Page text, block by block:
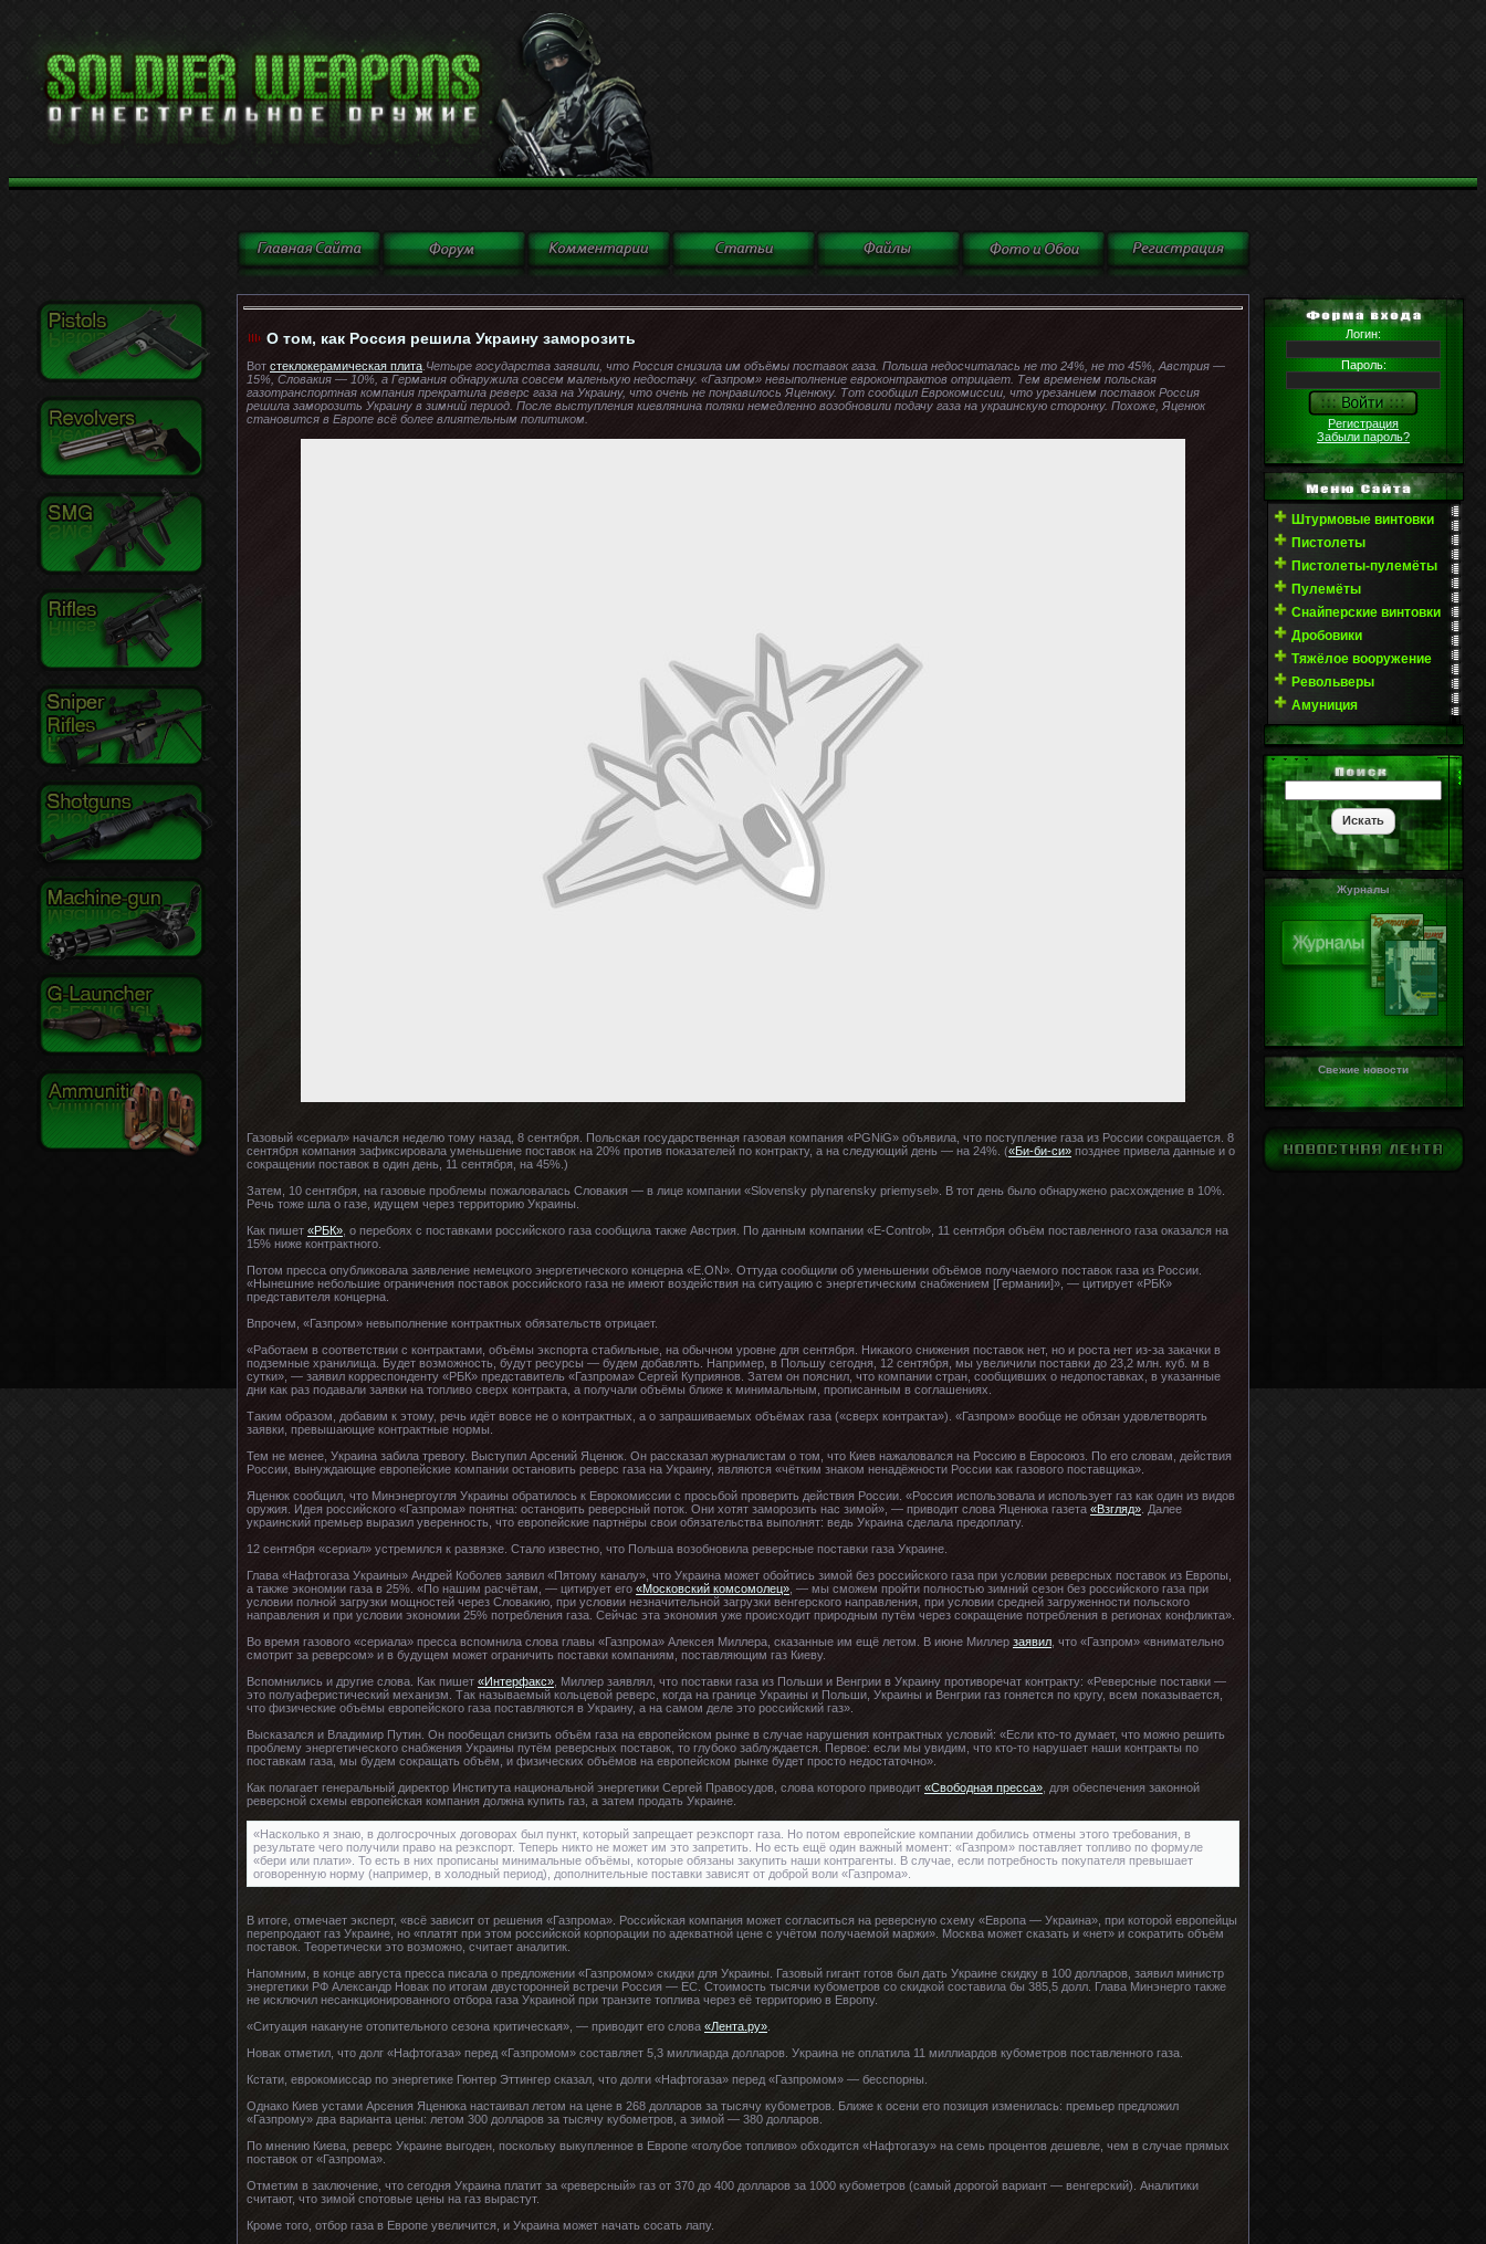
О том, как Россия решила Украину заморозить
Вот стеклокерамическая плита.Четыре государства заявили, что Россия снизила им объёмы поставок газа. Польша недосчиталась не то 24%, не то 45%, Австрия —
15%, Словакия — 10%, а Германия обнаружила совсем маленькую недостачу. «Газпром» невыполнение евроконтрактов отрицает. Тем временем польская
газотранспортная компания прекратила реверс газа на Украину, что очень не понравилось Яценюку. Тот сообщил Еврокомиссии, что урезанием поставок Россия
решила заморозить Украину в зимний период. После выступления киевлянина поляки немедленно возобновили подачу газа на украинскую сторонку. Похоже, Яценюк
становится в Европе всё более влиятельным политиком.
Газовый «сериал» начался неделю тому назад, 8 сентября. Польская государственная газовая компания «PGNiG» объявила, что поступление газа из России сокращается. 8
сентября компания зафиксировала уменьшение поставок на 20% против показателей по контракту, а на следующий день — на 24%. («Би-би-си» позднее привела данные и о
сокращении поставок в один день, 11 сентября, на 45%.)
Затем, 10 сентября, на газовые проблемы пожаловалась Словакия — в лице компании «Slovensky plynarensky priemysel». В тот день было обнаружено расхождение в 10%.
Речь тоже шла о газе, идущем через территорию Украины.
Как пишет «РБК», о перебоях с поставками российского газа сообщила также Австрия. По данным компании «E-Control», 11 сентября объём поставленного газа оказался на
15% ниже контрактного.
Потом пресса опубликовала заявление немецкого энергетического концерна «E.ON». Оттуда сообщили об уменьшении объёмов получаемого поставок газа из России.
«Нынешние небольшие ограничения поставок российского газа не имеют воздействия на ситуацию с энергетическим снабжением [Германии]», — цитирует «РБК»
представителя концерна.
Впрочем, «Газпром» невыполнение контрактных обязательств отрицает.
«Работаем в соответствии с контрактами, объёмы экспорта стабильные, на обычном уровне для сентября. Никакого снижения поставок нет, но и роста нет из-за закачки в
подземные хранилища. Будет возможность, будут ресурсы — будем добавлять. Например, в Польшу сегодня, 12 сентября, мы увеличили поставки до 23,2 млн. куб. м в
сутки», — заявил корреспонденту «РБК» представитель «Газпрома» Сергей Куприянов. Затем он пояснил, что компании стран, сообщивших о недопоставках, в указанные
дни как раз подавали заявки на топливо сверх контракта, а получали объёмы ближе к минимальным, прописанным в соглашениях.
Таким образом, добавим к этому, речь идёт вовсе не о контрактных, а о запрашиваемых объёмах газа («сверх контракта»). «Газпром» вообще не обязан удовлетворять
заявки, превышающие контрактные нормы.
Тем не менее, Украина забила тревогу. Выступил Арсений Яценюк. Он рассказал журналистам о том, что Киев нажаловался на Россию в Евросоюз. По его словам, действия
России, вынуждающие европейские компании остановить реверс газа на Украину, являются «чётким знаком ненадёжности России как газового поставщика».
Яценюк сообщил, что Минэнергоугля Украины обратилось к Еврокомиссии с просьбой проверить действия России. «Россия использовала и использует газ как один из видов
оружия. Идея российского «Газпрома» понятна: остановить реверсный поток. Они хотят заморозить нас зимой», — приводит слова Яценюка газета «Взгляд». Далее
украинский премьер выразил уверенность, что европейские партнёры свои обязательства выполнят: ведь Украина сделала предоплату.
12 сентября «сериал» устремился к развязке. Стало известно, что Польша возобновила реверсные поставки газа Украине.
Глава «Нафтогаза Украины» Андрей Коболев заявил «Пятому каналу», что Украина может обойтись зимой без российского газа при условии реверсных поставок из Европы,
а также экономии газа в 25%. «По нашим расчётам, — цитирует его «Московский комсомолец», — мы сможем пройти полностью зимний сезон без российского газа при
условии полной загрузки мощностей через Словакию, при условии незначительной загрузки венгерского направления, при условии средней загруженности польского
направления и при условии экономии 25% потребления газа. Сейчас эта экономия уже происходит природным путём через сокращение потребления в регионах конфликта».
Во время газового «сериала» пресса вспомнила слова главы «Газпрома» Алексея Миллера, сказанные им ещё летом. В июне Миллер заявил, что «Газпром» «внимательно
смотрит за реверсом» и в будущем может ограничить поставки компаниям, поставляющим газ Киеву.
Вспомнились и другие слова. Как пишет «Интерфакс», Миллер заявлял, что поставки газа из Польши и Венгрии в Украину противоречат контракту: «Реверсные поставки —
это полуаферистический механизм. Так называемый кольцевой реверс, когда на границе Украины и Польши, Украины и Венгрии газ гоняется по кругу, всем показывается,
что физические объёмы европейского газа поставляются в Украину, а на самом деле это российский газ».
Высказался и Владимир Путин. Он пообещал снизить объём газа на европейском рынке в случае нарушения контрактных условий: «Если кто-то думает, что можно решить
проблему энергетического снабжения Украины путём реверсных поставок, то глубоко заблуждается. Первое: если мы увидим, что кто-то нарушает наши контракты по
поставкам газа, мы будем сокращать объём, и физических объёмов на европейском рынке будет просто недостаточно».
Как полагает генеральный директор Института национальной энергетики Сергей Правосудов, слова которого приводит «Свободная пресса», для обеспечения законной
реверсной схемы европейская компания должна купить газ, а затем продать Украине.
«Насколько я знаю, в долгосрочных договорах был пункт, который запрещает реэкспорт газа. Но потом европейские компании добились отмены этого требования, в
результате чего получили право на реэкспорт. Теперь никто не может им это запретить. Но есть ещё один важный момент: «Газпром» поставляет топливо по формуле
«бери или плати». То есть в них прописаны минимальные объёмы, которые обязаны закупить наши контрагенты. В случае, если потребность покупателя превышает
оговоренную норму (например, в холодный период), дополнительные поставки зависят от доброй воли «Газпрома».
В итоге, отмечает эксперт, «всё зависит от решения «Газпрома». Российская компания может согласиться на реверсную схему «Европа — Украина», при которой европейцы
перепродают газ Украине, но «платят при этом российской корпорации по адекватной цене с учётом получаемой маржи». Москва может сказать и «нет» и сократить объём
поставок. Теоретически это возможно, считает аналитик.
Напомним, в конце августа пресса писала о предложении «Газпромом» скидки для Украины. Газовый гигант готов был дать Украине скидку в 100 долларов, заявил министр
энергетики РФ Александр Новак по итогам двусторонней встречи Россия — ЕС. Стоимость тысячи кубометров со скидкой составила бы 385,5 долл. Глава Минэнерго также
не исключил несанкционированного отбора газа Украиной при транзите топлива через её территорию в Европу.
«Ситуация накануне отопительного сезона критическая», — приводит его слова «Лента.ру».
Новак отметил, что долг «Нафтогаза» перед «Газпромом» составляет 5,3 миллиарда долларов. Украина не оплатила 11 миллиардов кубометров поставленного газа.
Кстати, еврокомиссар по энергетике Гюнтер Эттингер сказал, что долги «Нафтогаза» перед «Газпромом» — бесспорны.
Однако Киев устами Арсения Яценюка настаивал летом на цене в 268 долларов за тысячу кубометров. Ближе к осени его позиция изменилась: премьер предложил
«Газпрому» два варианта цены: летом 300 долларов за тысячу кубометров, а зимой — 380 долларов.
По мнению Киева, реверс Украине выгоден, поскольку выкупленное в Европе «голубое топливо» обходится «Нафтогазу» на семь процентов дешевле, чем в случае прямых
поставок от «Газпрома».
Отметим в заключение, что сегодня Украина платит за «реверсный» газ от 370 до 400 долларов за 1000 кубометров (самый дорогой вариант — венгерский). Аналитики
считают, что зимой спотовые цены на газ вырастут.
Кроме того, отбор газа в Европе увеличится, и Украина может начать сосать лапу.
Логин:
Пароль:
Регистрация
Забыли пароль?
Штурмовые винтовки
Пистолеты
Пистолеты-пулемёты
Пулемёты
Снайперские винтовки
Дробовики
Тяжёлое вооружение
Револьверы
Амуниция
Журналы
Свежие новости